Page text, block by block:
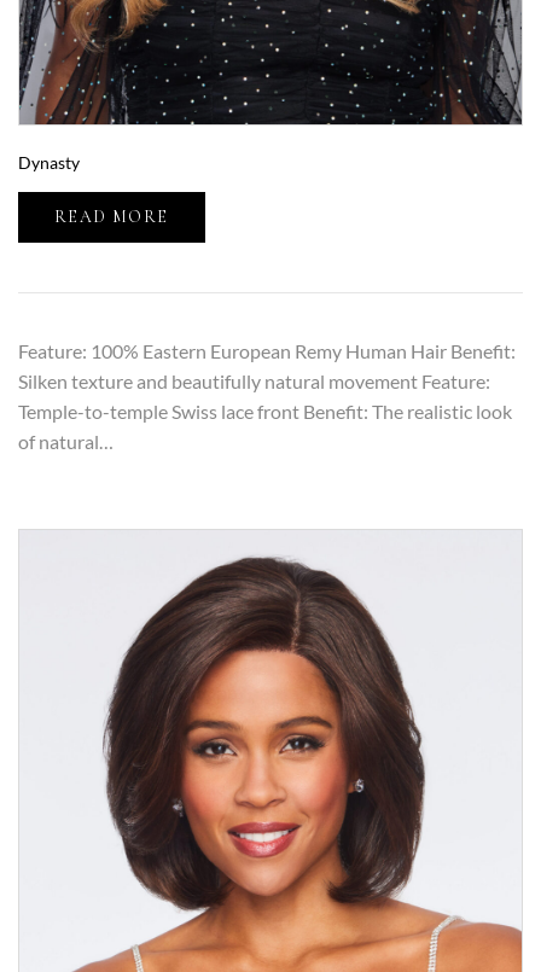
Dynasty
READ MORE
Feature: 100% Eastern European Remy Human Hair Benefit:
Silken texture and beautifully natural movement Feature:
Temple-to-temple Swiss lace front Benefit: The realistic look
of natural…